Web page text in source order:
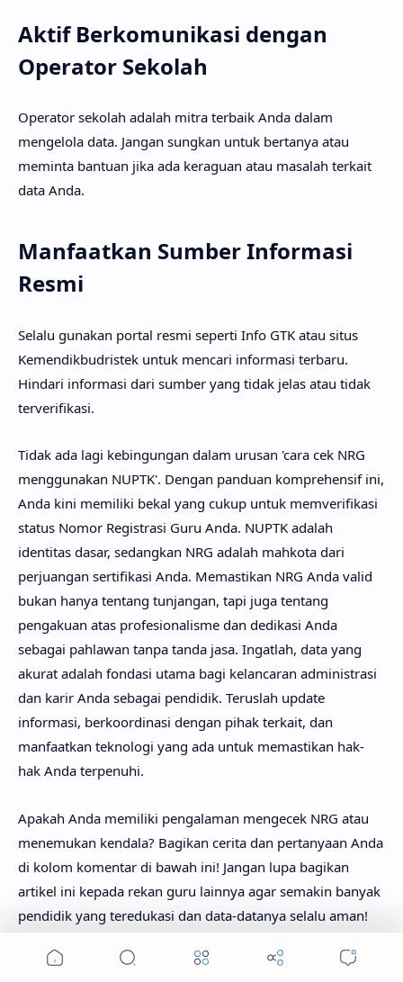
Aktif Berkomunikasi dengan
Operator Sekolah
Operator sekolah adalah mitra terbaik Anda dalam
mengelola data. Jangan sungkan untuk bertanya atau
meminta bantuan jika ada keraguan atau masalah terkait
data Anda.
Manfaatkan Sumber Informasi
Resmi
Selalu gunakan portal resmi seperti Info GTK atau situs
Kemendikbudristek untuk mencari informasi terbaru.
Hindari informasi dari sumber yang tidak jelas atau tidak
terverifikasi.
Tidak ada lagi kebingungan dalam urusan 'cara cek NRG
menggunakan NUPTK'. Dengan panduan komprehensif ini,
Anda kini memiliki bekal yang cukup untuk memverifikasi
status Nomor Registrasi Guru Anda. NUPTK adalah
identitas dasar, sedangkan NRG adalah mahkota dari
perjuangan sertifikasi Anda. Memastikan NRG Anda valid
bukan hanya tentang tunjangan, tapi juga tentang
pengakuan atas profesionalisme dan dedikasi Anda
sebagai pahlawan tanpa tanda jasa. Ingatlah, data yang
akurat adalah fondasi utama bagi kelancaran administrasi
dan karir Anda sebagai pendidik. Teruslah update
informasi, berkoordinasi dengan pihak terkait, dan
manfaatkan teknologi yang ada untuk memastikan hak-
hak Anda terpenuhi.
Apakah Anda memiliki pengalaman mengecek NRG atau
menemukan kendala? Bagikan cerita dan pertanyaan Anda
di kolom komentar di bawah ini! Jangan lupa bagikan
artikel ini kepada rekan guru lainnya agar semakin banyak
pendidik yang teredukasi dan data-datanya selalu aman!